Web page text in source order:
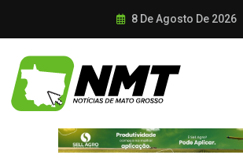
8 De Agosto De 2026